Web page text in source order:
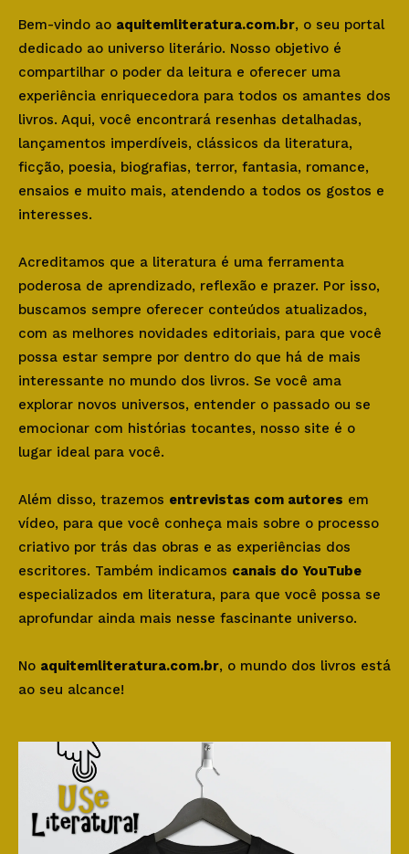
Bem-vindo ao aquitemliteratura.com.br, o seu portal
dedicado ao universo literário. Nosso objetivo é
compartilhar o poder da leitura e oferecer uma
experiência enriquecedora para todos os amantes dos
livros. Aqui, você encontrará resenhas detalhadas,
lançamentos imperdíveis, clássicos da literatura,
ficção, poesia, biografias, terror, fantasia, romance,
ensaios e muito mais, atendendo a todos os gostos e
interesses.
Acreditamos que a literatura é uma ferramenta
poderosa de aprendizado, reflexão e prazer. Por isso,
buscamos sempre oferecer conteúdos atualizados,
com as melhores novidades editoriais, para que você
possa estar sempre por dentro do que há de mais
interessante no mundo dos livros. Se você ama
explorar novos universos, entender o passado ou se
emocionar com histórias tocantes, nosso site é o
lugar ideal para você.
Além disso, trazemos entrevistas com autores em
vídeo, para que você conheça mais sobre o processo
criativo por trás das obras e as experiências dos
escritores. Também indicamos canais do YouTube
especializados em literatura, para que você possa se
aprofundar ainda mais nesse fascinante universo.
No aquitemliteratura.com.br, o mundo dos livros está
ao seu alcance!